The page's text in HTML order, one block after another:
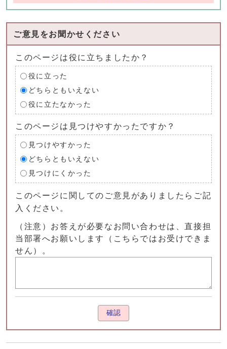
ご意見をお聞かせください
このページは役に立ちましたか？
役に立った
どちらともいえない
役に立たなかった
このページは見つけやすかったですか？
見つけやすかった
どちらともいえない
見つけにくかった
このページに関してのご意見がありましたらご記
入ください。
（注意）お答えが必要なお問い合わせは、直接担
当部署へお願いします（こちらではお受けできま
せん）。
確認